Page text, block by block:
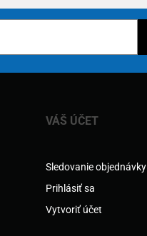
VÁŠ ÚČET
Sledovanie objednávky
Prihlásiť sa
Vytvoriť účet